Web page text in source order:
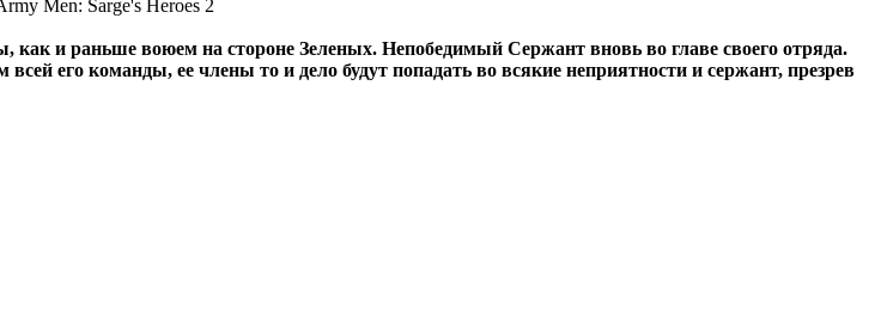
и раньше воюем на стороне Зеленых. Непобедимый Сержант вновь во главе своего отряда.
его команды, ее члены то и дело будут попадать во всякие неприятности и сержант, презрев